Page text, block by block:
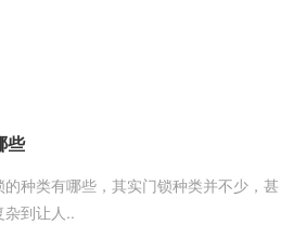
些
种类有哪些，其实门锁种类并不少，甚
到让人..